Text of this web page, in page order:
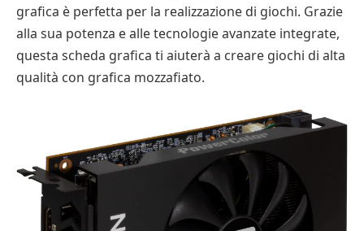
grafica è perfetta per la realizzazione di giochi. Grazie
alla sua potenza e alle tecnologie avanzate integrate,
questa scheda grafica ti aiuterà a creare giochi di alta
qualità con grafica mozzafiato.